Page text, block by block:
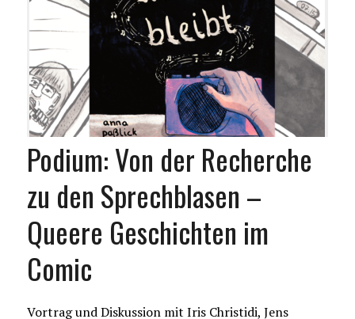
Podium: Von der Recherche
zu den Sprechblasen –
Queere Geschichten im
Comic
Vortrag und Diskussion mit Iris Christidi, Jens